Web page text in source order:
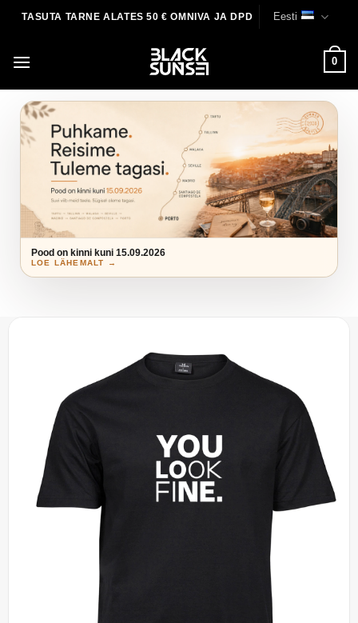
TASUTA TARNE ALATES 50 € OMNIVA JA DPD Eesti
0
Pood on kinni kuni 15.09.2026
LOE LÄHEMALT →